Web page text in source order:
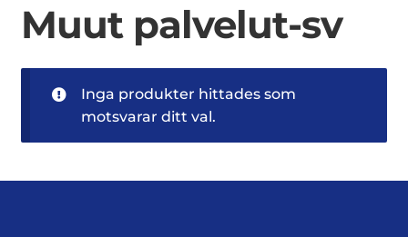
Opetus-sv
Muut palvelut-sv
Muut palvelut-sv
Inga produkter hittades som
motsvarar ditt val.